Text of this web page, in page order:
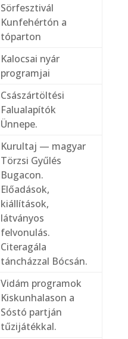
Sörfesztivál
Kunfehértón a
tóparton
Kalocsai nyár
programjai
Császártöltési
Falualapítók
Ünnepe.
Kurultaj — magyar
Törzsi Gyűlés
Bugacon.
Előadások,
kiállítások,
látványos
felvonulás.
Citeragála
táncházzal Bócsán.
Vidám programok
Kiskunhalason a
Sóstó partján
tűzijátékkal.